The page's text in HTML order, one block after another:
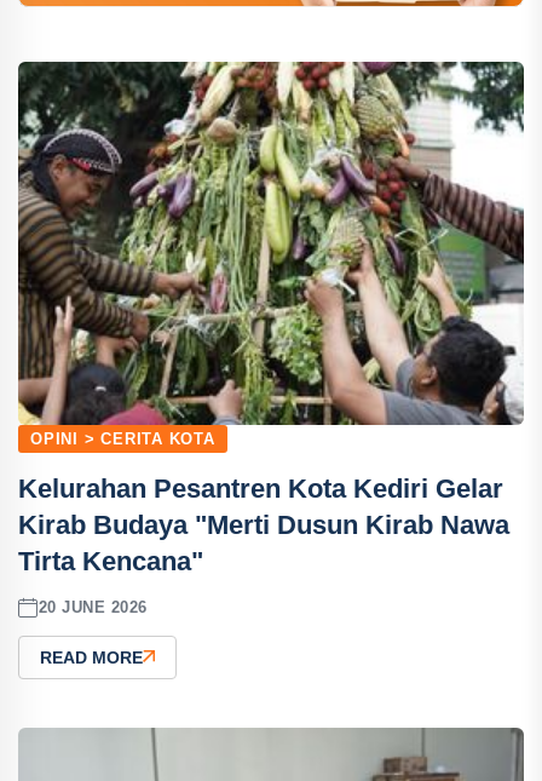
OPINI > CERITA KOTA
Kelurahan Pesantren Kota Kediri Gelar
Kirab Budaya "Merti Dusun Kirab Nawa
Tirta Kencana"
20 JUNE 2026
READ MORE